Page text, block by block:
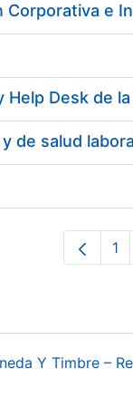
1
Y Timbre –